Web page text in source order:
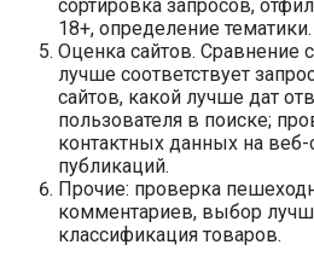
сортировка запросов,
18+, определение тематики.
Оценка сайтов. Сравнение
лучше соответствует
сайтов, какой лучше дат
пользователя в поиске;
контактных данных на веб-
публикаций.
Прочие: проверка
комментариев, выбор
классификация товаров.